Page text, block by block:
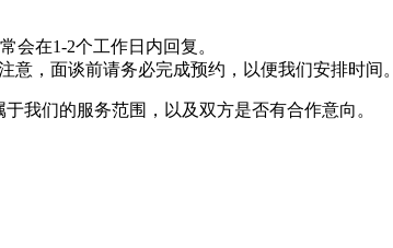
会在1-2个工作日内回复。
，面谈前请务必完成预约，以便我们安排时间。
我们的服务范围，以及双方是否有合作意向。